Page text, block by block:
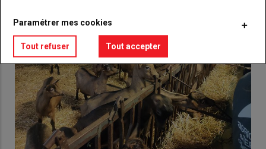
Paramétrer mes cookies
Tout refuser Tout accepter